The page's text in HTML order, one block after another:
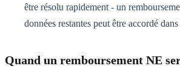
être résolu rapidement - un
données restantes peut être accordé dans
Quand un remboursement NE